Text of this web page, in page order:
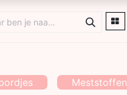
Meststoffen